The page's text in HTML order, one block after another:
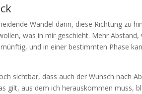
Wandel darin, diese Richtung zu
was in mir geschieht. Mehr
und in einer bestimmten Phase
sichtbar, dass auch der Wunsch nach
gilt, aus dem ich herauskommen muss,